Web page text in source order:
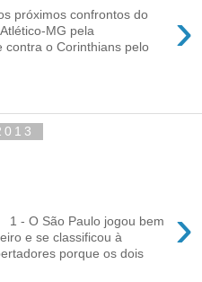
›
próximos confrontos do
MG pela
contra o Corinthians pelo
›
1 - O São Paulo jogou bem
e se classificou à
porque os dois